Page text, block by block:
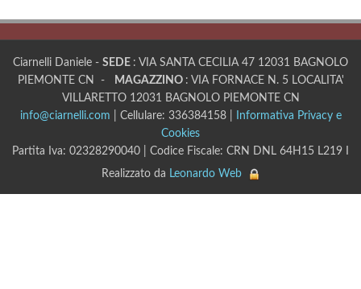
Ciarnelli Daniele - SEDE : VIA SANTA CECILIA 47 12031 BAGNOLO
PIEMONTE CN -
MAGAZZINO : VIA FORNACE N. 5 LOCALITA'
VILLARETTO 12031 BAGNOLO PIEMONTE CN
info@ciarnelli.com | Cellulare: 336384158 |
Informativa Privacy e
Cookies
Partita Iva: 02328290040 | Codice Fiscale: CRN DNL 64H15 L219 I
Realizzato da Leonardo Web